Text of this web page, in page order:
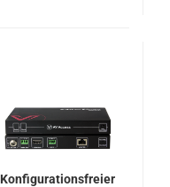
Konfigurationsfreier